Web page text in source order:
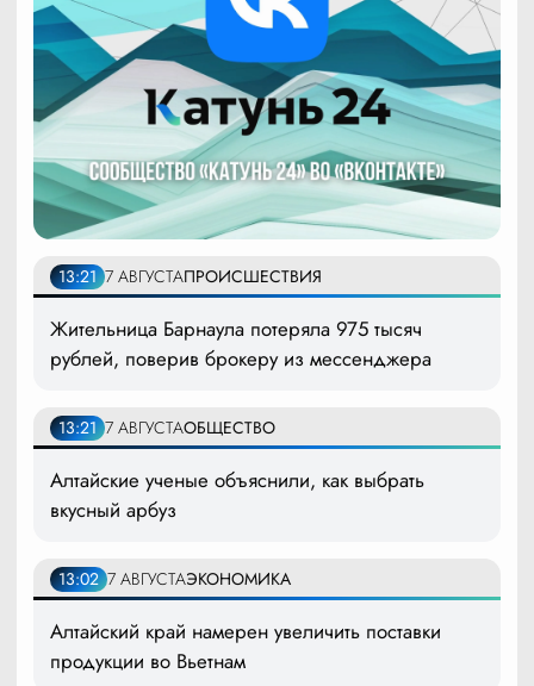
13:21 7 АВГУСТАПРОИСШЕСТВИЯ
Жительница Барнаула потеряла 975 тысяч
рублей, поверив брокеру из мессенджера
13:21 7 АВГУСТАОБЩЕСТВО
Алтайские ученые объяснили, как выбрать
вкусный арбуз
13:02 7 АВГУСТАЭКОНОМИКА
Алтайский край намерен увеличить поставки
продукции во Вьетнам